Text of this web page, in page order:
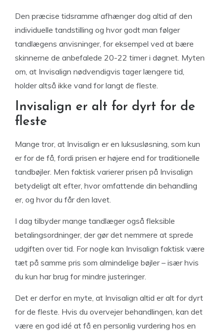
Den præcise tidsramme afhænger dog altid af den
individuelle tandstilling og hvor godt man følger
tandlægens anvisninger, for eksempel ved at bære
skinnerne de anbefalede 20-22 timer i døgnet. Myten
om, at Invisalign nødvendigvis tager længere tid,
holder altså ikke vand for langt de fleste.
Invisalign er alt for dyrt for de
fleste
Mange tror, at Invisalign er en luksusløsning, som kun
er for de få, fordi prisen er højere end for traditionelle
tandbøjler. Men faktisk varierer prisen på Invisalign
betydeligt alt efter, hvor omfattende din behandling
er, og hvor du får den lavet.
I dag tilbyder mange tandlæger også fleksible
betalingsordninger, der gør det nemmere at sprede
udgiften over tid. For nogle kan Invisalign faktisk være
tæt på samme pris som almindelige bøjler – især hvis
du kun har brug for mindre justeringer.
Det er derfor en myte, at Invisalign altid er alt for dyrt
for de fleste. Hvis du overvejer behandlingen, kan det
være en god idé at få en personlig vurdering hos en